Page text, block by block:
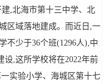
,北海市第十三中学、北
区域落地建成。而近日,一
不少于36个班(1296人),中
设,这所学校将在2022年前
实验小学、海城区第十七